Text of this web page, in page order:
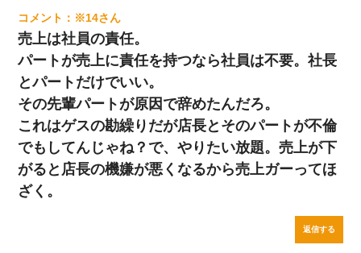
※14
売上は社員の責任。
パートが売上に責任を持つなら社員は不要。社長
とパートだけでいい。
その先輩パートが原因で辞めたんだろ。
これはゲスの勘繰りだが店長とそのパートが不倫
でもしてんじゃね？で、やりたい放題。売上が下
がると店長の機嫌が悪くなるから売上ガーってほ
ざく。
返信する